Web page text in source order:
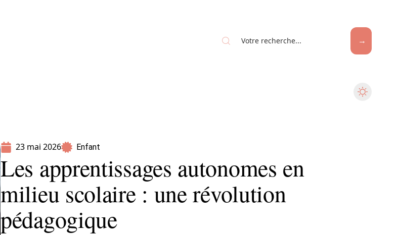
23 mai 2026 Enfant
Les apprentissages autonomes en
milieu scolaire : une révolution
pédagogique